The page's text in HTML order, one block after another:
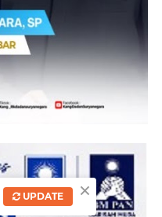
×
UPDATE